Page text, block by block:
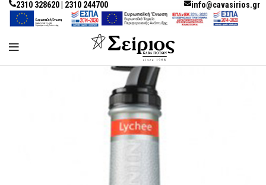
2310 328620 | 2310 244700 info@cavasirios.gr